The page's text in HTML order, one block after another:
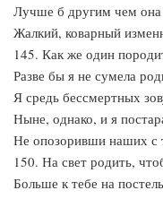
Лучше б другим чем она
Жалкий, коварный
145. Как же один
Разве бы я не сумела
Я средь бессмертных
Ныне, однако, и я
Не опозоривши наших с
150. На свет родить,
Больше к тебе на